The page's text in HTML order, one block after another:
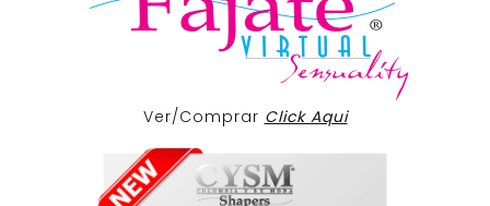
Ver/Comprar Click Aqui